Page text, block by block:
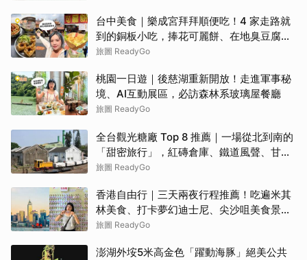
台中美食｜樂成宮拜拜順便吃！4 家走路就
到的銅板小吃，捧花可麗餅、在地臭豆腐、
烤甜甜圈一次收
旅圖 ReadyGo
桃園一日遊｜後慈湖重新開放！走進軍事秘
境、AI互動展區，必訪森林系玻璃屋餐廳
旅圖 ReadyGo
全台觀光糖廠 Top 8 推薦｜一場從北到南的
「甜密旅行」，紅磚倉庫、鐵道風聲、甘蔗
香氣交織！
旅圖 ReadyGo
香港自由行｜三天兩夜行程推薦！吃遍米其
林美食、打卡夢幻迪士尼、尖沙咀美食景點
全攻略
旅圖 ReadyGo
澎湖外垵5米高金色「躍動海豚」絕美公共